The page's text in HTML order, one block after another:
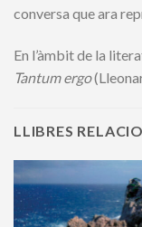
conversa que ara
En l’àmbit de la
Tantum ergo
LLIBRES